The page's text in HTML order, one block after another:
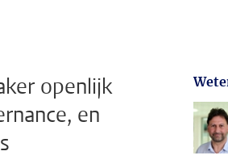
openlijk
en